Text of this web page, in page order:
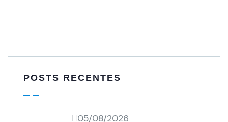
POSTS RECENTES
05/08/2026